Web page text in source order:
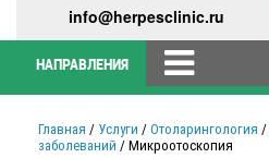
info@herpesclinic.ru
НАПРАВЛЕНИЯ
Главная / Услуги / Отоларингология /
заболеваний / Микроотоскопия